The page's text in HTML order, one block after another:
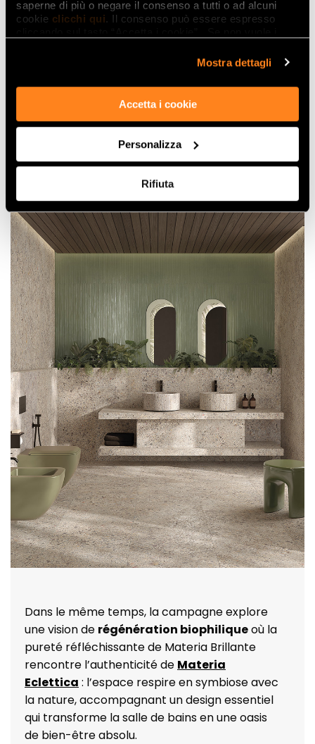
saperne di più o negare il consenso a tutti o ad alcuni
cookie clicchi qui. Il consenso può essere espresso
Mostra dettagli
Accetta i cookie
Personalizza
Rifiuta
Dans le même temps, la campagne explore
une vision de régénération biophiliqueoù la
pureté réfléchissante de Materia Brillante
rencontre l’authenticité de Materia
Eclettica : l’espace respire en symbiose avec
la nature, accompagnant un design essentiel
qui transforme la salle de bains en une oasis
de bien-être absolu.